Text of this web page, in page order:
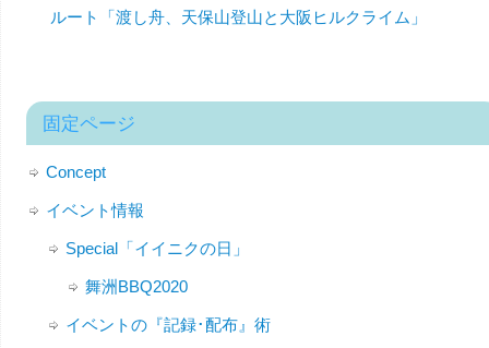
ルート「渡し舟、天保山登山と大阪ヒルクライム」
固定ページ
Concept
イベント情報
Special「イイニクの日」
舞洲BBQ2020
イベントの『記録･配布』術